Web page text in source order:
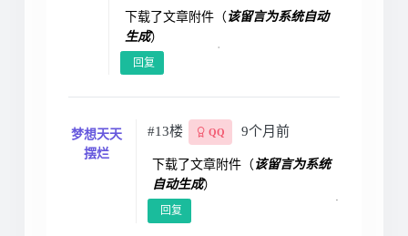
下载了文章附件（该留言为系统自动
生成）
回复
梦想天天
摆烂
#13楼 QQ 9个月前
下载了文章附件（该留言为系统
自动生成）
回复